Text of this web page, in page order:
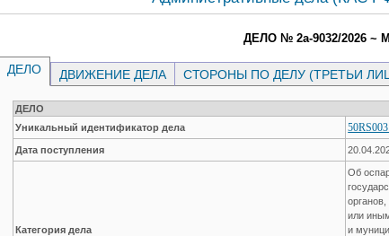
ДЕЛО № 2а-9032/2026 ~
ДЕЛО ДВИЖЕНИЕ ДЕЛА СТОРОНЫ ПО ДЕЛУ (ТРЕТЬИ
ДЕЛО
Уникальный идентификатор дела
Дата поступления
Категория дела
Об
или
и